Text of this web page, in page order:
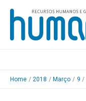
Skip
content
Home 2018 Março 9